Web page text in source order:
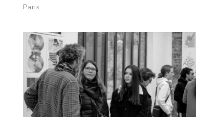
Paris